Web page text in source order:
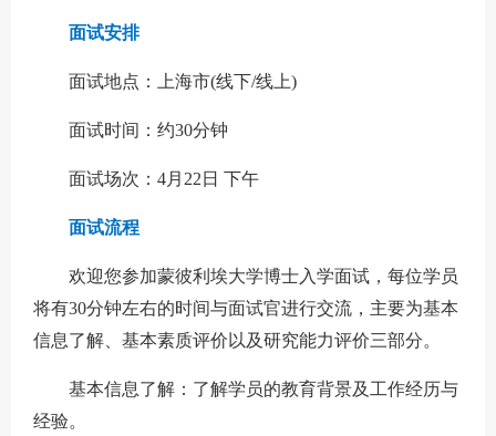
面试安排
面试地点：上海市(线下/线上)
面试时间：约30分钟
面试场次：4月22日 下午
面试流程
欢迎您参加蒙彼利埃大学博士入学面试，每位学员
将有30分钟左右的时间与面试官进行交流，主要为基本
信息了解、基本素质评价以及研究能力评价三部分。
基本信息了解：了解学员的教育背景及工作经历与
经验。